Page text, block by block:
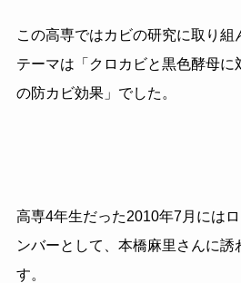
この高専ではカビの研究に取り
テーマは「クロカビと黒色酵母に
の防カビ効果」でした。
高専4年生だった2010年7月には
ンバーとして、本橋麻里さんに誘
す。